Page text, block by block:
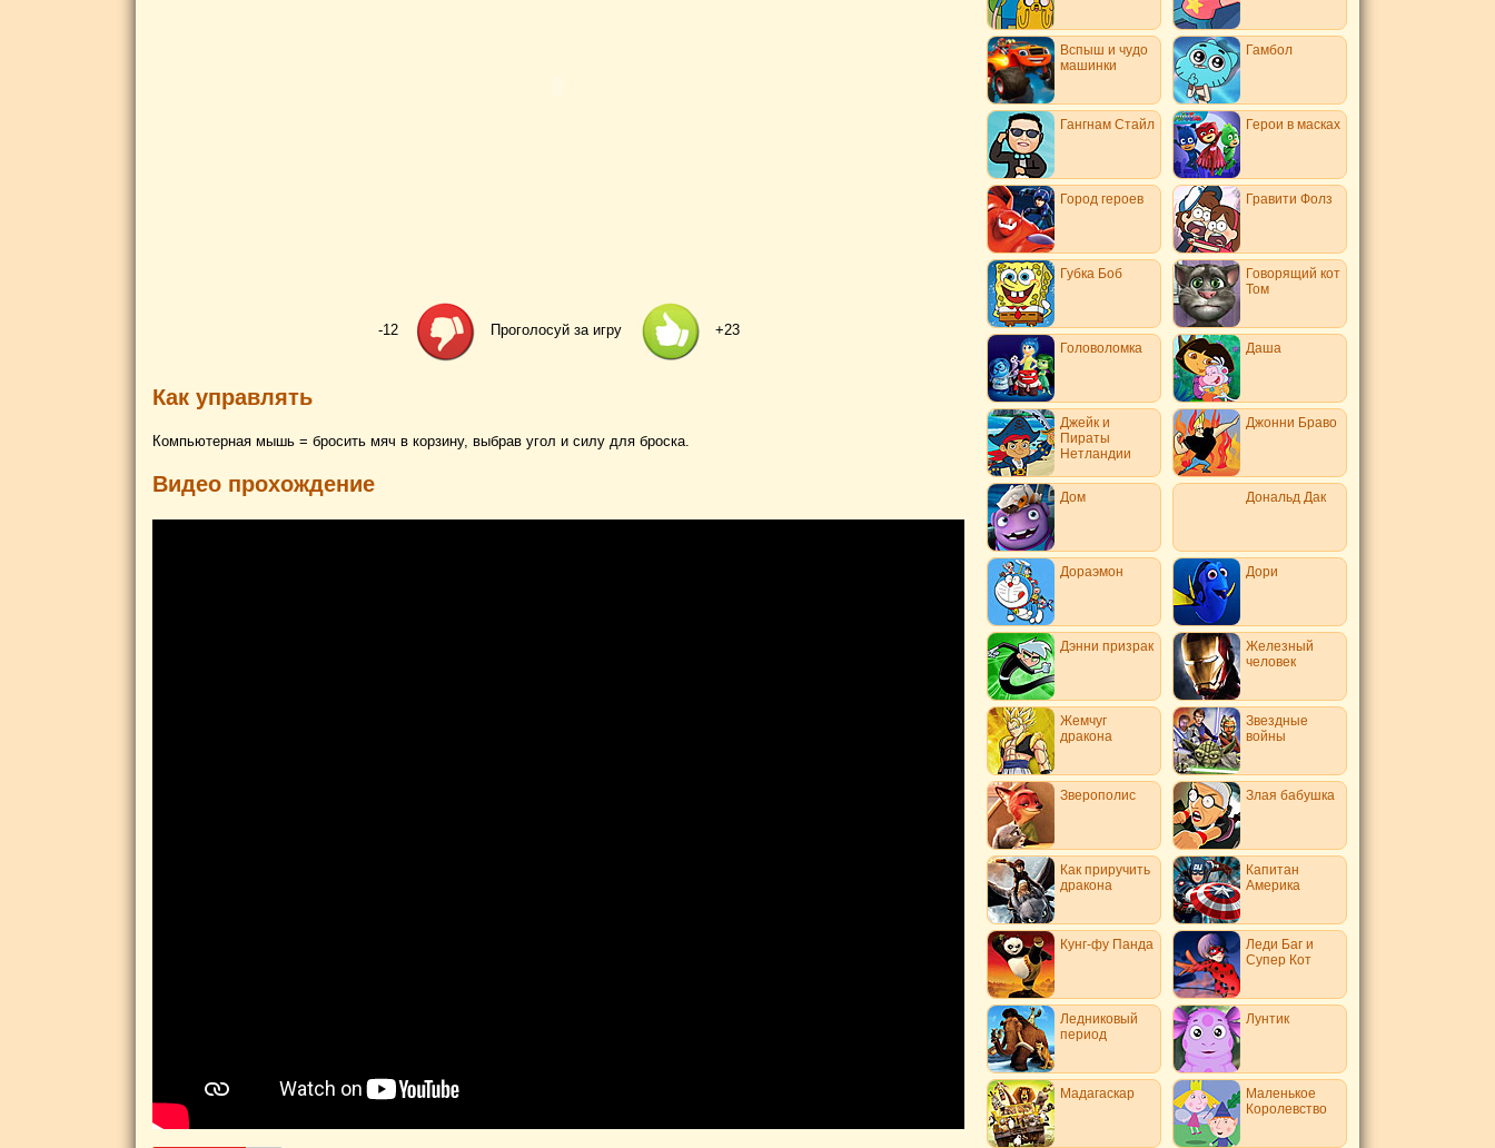
-12 Проголосуй за игру +23
Как управлять
Компьютерная мышь = бросить мяч в корзину, выбрав угол и силу для броска.
Видео прохождение
Вспыш и чудо
машинки
Гамбол
Гангнам Стайл Герои в масках
Город героев Гравити Фолз
Губка Боб
Говорящий кот
Том
Головоломка Даша
Джейк и
Пираты
Нетландии
Джонни Браво
Дом Дональд Дак
Дораэмон Дори
Дэнни призрак
Железный
человек
Жемчуг
дракона
Звездные
войны
Зверополис Злая бабушка
Как приручить
дракона
Капитан
Америка
Кунг-фу Панда
Леди Баг и
Супер Кот
Ледниковый
период
Лунтик
Мадагаскар
Маленькое
Королевство